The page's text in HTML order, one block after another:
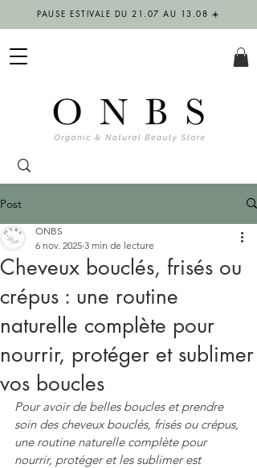
PAUSE ESTIVALE DU 21.07 AU 13.08 ☀️
Post
Cheveux bouclés, frisés ou
crépus : une routine
naturelle complète pour
nourrir, protéger et sublimer
vos boucles
ONBS
6 nov. 2025 3 min de lecture
Pour avoir de belles boucles et prendre
soin des cheveux bouclés, frisés ou crépus,
une routine naturelle complète pour
nourrir, protéger et les sublimer est